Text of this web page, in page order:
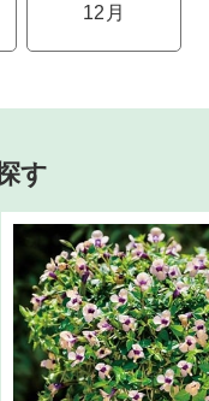
12月
す